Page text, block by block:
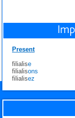
Present
filialise
filialisons
filialisez